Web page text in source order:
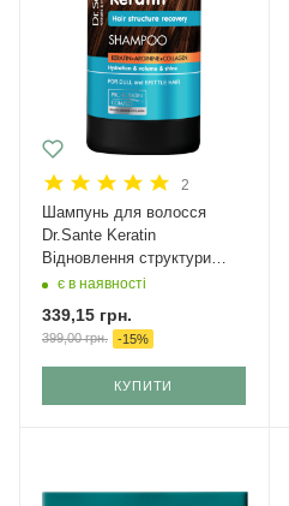
2
Шампунь для волосся
Dr.Sante Keratin
Відновлення структури
1000мл
є в наявності
339,15 грн.
399,00грн. -15%
КУПИТИ